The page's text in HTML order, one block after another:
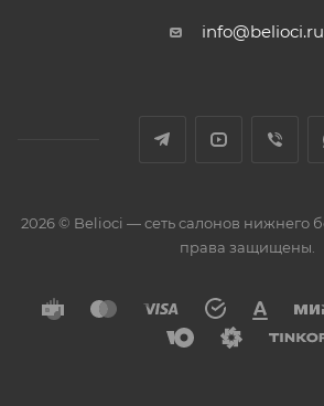
info@belioci.ru
2026 © Belioci — сеть салонов нижнего
права защищены.